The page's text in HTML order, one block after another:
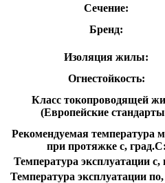
Сечение:
Бренд:
Изоляция жилы:
Огнестойкость:
Класс токопроводящей
(Европейские
Рекомендуемая температура
при протяжке с, град.C:
Температура эксплуатации с,
Температура эксплуатации